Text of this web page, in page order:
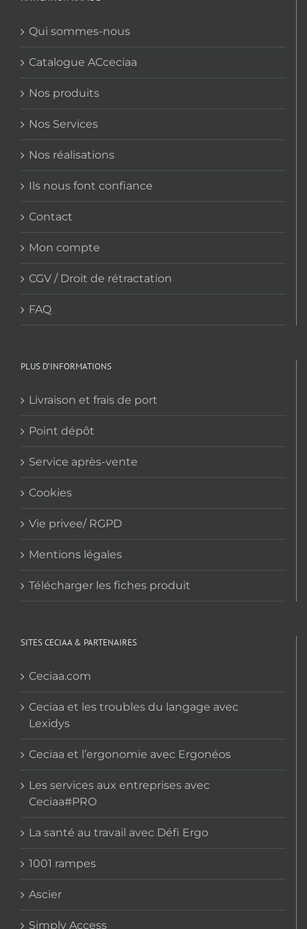
Qui sommes-nous
Catalogue ACceciaa
Nos produits
Nos Services
Nos réalisations
Ils nous font confiance
Contact
Mon compte
CGV / Droit de rétractation
FAQ
PLUS D’INFORMATIONS
Livraison et frais de port
Point dépôt
Service après-vente
Cookies
Vie privee/ RGPD
Mentions légales
Télécharger les fiches produit
SITES CECIAA & PARTENAIRES
Ceciaa.com
Ceciaa et les troubles du langage avec
Lexidys
Ceciaa et l’ergonomie avec Ergonéos
Les services aux entreprises avec
Ceciaa#PRO
La santé au travail avec Défi Ergo
1001 rampes
Ascier
Simply Access